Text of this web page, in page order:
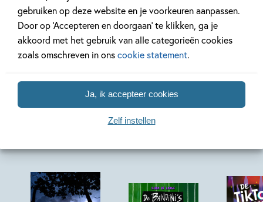
gebruiken op deze website en je voorkeuren aanpassen.
Door op ‘Accepteren en doorgaan’ te klikken, ga je
akkoord met het gebruik van alle categorieën cookies
zoals omschreven in onscookie statement.
Ja, ik accepteer cookies
Zelf instellen
Bekijk alle artikelen